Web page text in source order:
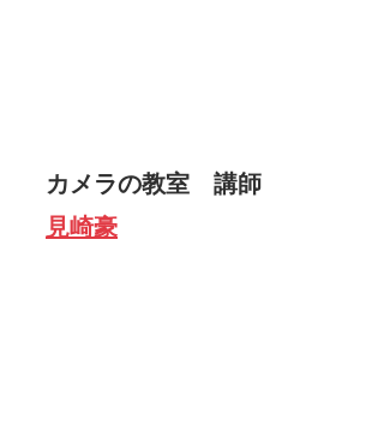
カメラの教室　講師
見崎豪